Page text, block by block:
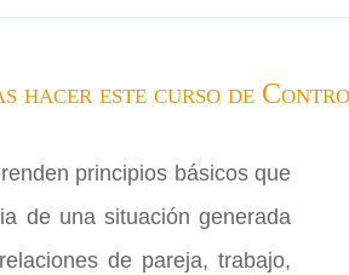
hacer este curso de
principios básicos que
de una situación generada
de pareja, trabajo,